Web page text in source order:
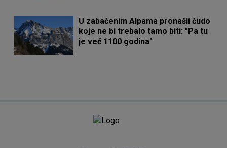
U zabačenim Alpama pronašli čudo
koje ne bi trebalo tamo biti: "Pa tu
je već 1100 godina"